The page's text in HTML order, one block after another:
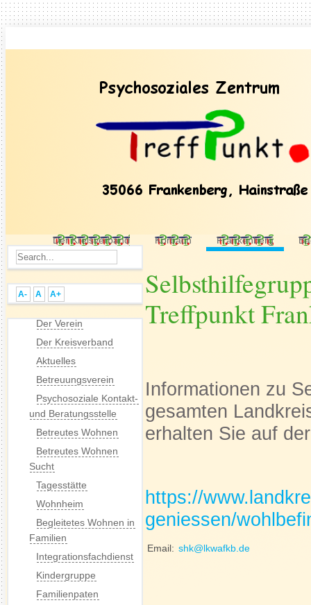
Der Kreisverband Korbach Frankenberg
Treffpunkt
Informationen zu
gesamten
erhalten Sie auf
https://
geniessen/
Email: shk@lkwafkb.de
A- A A+
Der Verein
Der Kreisverband
Aktuelles
Betreuungsverein
Psychosoziale Kontakt-
und Beratungsstelle
Betreutes Wohnen
Betreutes Wohnen
Sucht
Tagesstätte
Wohnheim
Begleitetes Wohnen in
Familien
Integrationsfachdienst
Kindergruppe
Familienpaten